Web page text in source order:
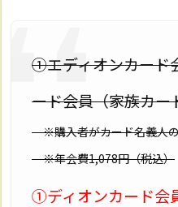
①エディオンカード
ード会員（家族カー
※購入者がカード名義人
※年会費1,078円（税込）
①ディオンカード会